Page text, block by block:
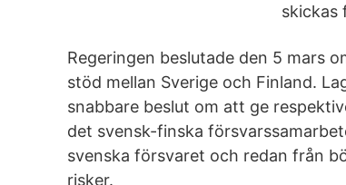
skickas
Regeringen beslutade den 5 mars
stöd mellan Sverige och Finland.
snabbare beslut om att ge
det svensk-finska
svenska försvaret och redan från
risker.